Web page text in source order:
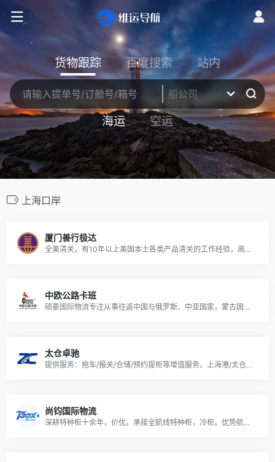
货物跟踪 百度搜索 站内
海运 空运
上海口岸
厦门善行极达
全美清关，有10年以上美国本土各类产品清关的工作经验，高效稳定。空运LAX/ORD/JFK/SFO自有海关监管仓库，遇查验作为缓冲地带降低航司仓储成本。
中欧公路卡班
硕豪国际物流专注从事往返中国与俄罗斯、中亚国家，蒙古国、东南亚国家间的国际公路整车、零担货物运输；重大件货物运输，散杂大件，国际贸易。
太仓卓驰
提供服务：拖车/报关/仓储/预约提柜等增值服务。上海港/太仓港 优势：自营车队，集装箱陆运运输、大型仓库仓储。具有道路运输许可证的中型陆运集卡企业。
尚钧国际物流
深耕特种柜十余年，价优。承接全航线特种柜，冷柜。优势航线：澳洲，中东，印巴，南美，东南亚，欧洲地中海。